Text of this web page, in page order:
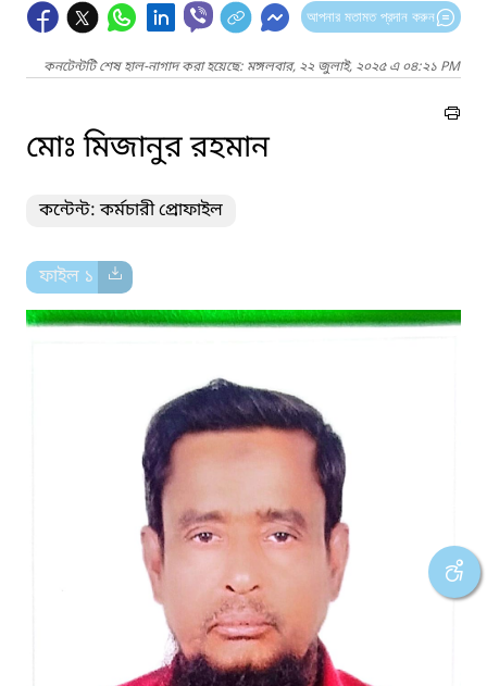
আপনার মতামত প্রদান করুন
কনটেন্টটি শেষ হাল-নাগাদ করা হয়েছে: মঙ্গলবার, ২২ জুলাই, ২০২৫ এ ০৪:২১ PM
মোঃ মিজানুর রহমান
কন্টেন্ট: কর্মচারী প্রোফাইল
ফাইল ১